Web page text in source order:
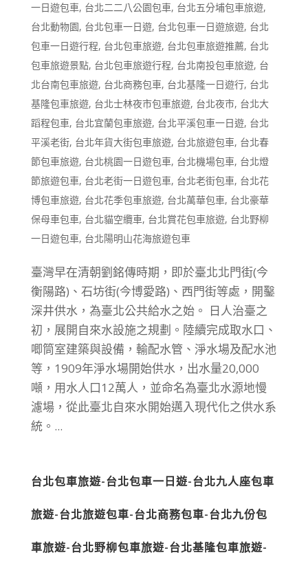
一日遊包車, 台北二二八公園包車, 台北五分埔包車旅遊,
台北動物園, 台北包車一日遊, 台北包車一日遊旅遊, 台北
包車一日遊行程, 台北包車旅遊, 台北包車旅遊推薦, 台北
包車旅遊景點, 台北包車旅遊行程, 台北南投包車旅遊, 台
北台南包車旅遊, 台北商務包車, 台北基隆一日遊行, 台北
基隆包車旅遊, 台北士林夜市包車旅遊, 台北夜市, 台北大
蹈程包車, 台北宜蘭包車旅遊, 台北平溪包車一日遊, 台北
平溪老街, 台北年貨大街包車旅遊, 台北旅遊包車, 台北春
節包車旅遊, 台北桃園一日遊包車, 台北機場包車, 台北燈
節旅遊包車, 台北老街一日遊包車, 台北老街包車, 台北花
博包車旅遊, 台北花季包車旅遊, 台北萬華包車, 台北豪華
保母車包車, 台北貓空纜車, 台北賞花包車旅遊, 台北野柳
一日遊包車, 台北陽明山花海旅遊包車
臺灣早在清朝劉銘傳時期，即於臺北北門街(今
衡陽路)、石坊街(今博愛路)、西門街等處，開鑿
深井供水，為臺北公共給水之始。 日人治臺之
初，展開自來水設施之規劃。陸續完成取水口、
唧筒室建築與設備，輸配水管、淨水場及配水池
等，1909年淨水場開始供水，出水量20,000
噸，用水人口12萬人，並命名為臺北水源地慢
濾場，從此臺北自來水開始邁入現代化之供水系
統。...
台北包車旅遊-台北包車一日遊-台北九人座包車
旅遊-台北旅遊包車-台北商務包車-台北九份包
車旅遊-台北野柳包車旅遊-台北基隆包車旅遊-